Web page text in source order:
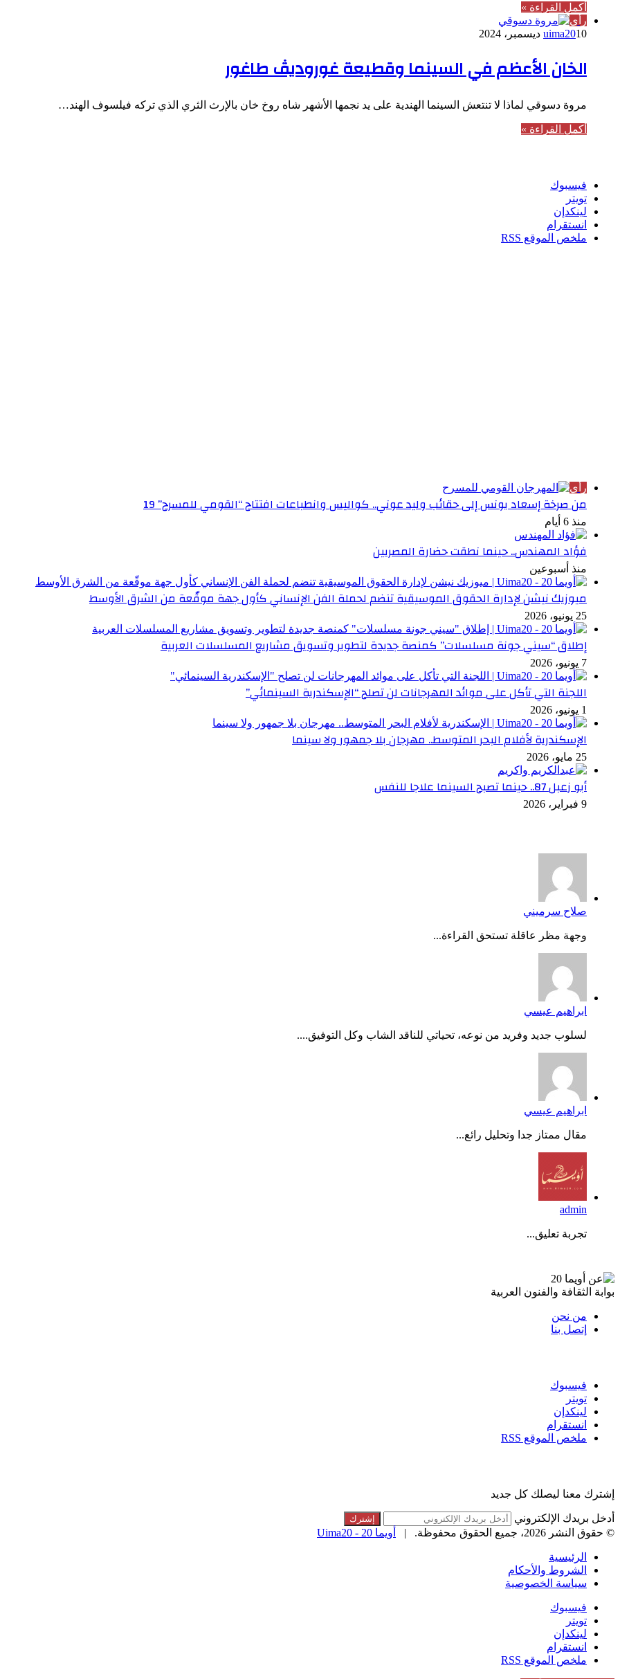
أكمل القراءة »
رأي
uima2010 ديسمبر، 2024
الخان الأعظم في السينما وقطيعة غوروديڤ طاغور
مروة دسوقي لماذا لا تنتعش السينما الهندية على يد نجمها الأشهر شاه روخ خان بالإرث الثري الذي تركه فيلسوف الهند…
أكمل القراءة »
فيسبوك
تويتر
لينكدإن
انستقرام
ملخص الموقع RSS
رأي
من صرخة إسعاد يونس إلى حقائب وليد عوني.. كواليس وانطباعات افتتاح “القومي للمسرح” 19
منذ 6 أيام
فؤاد المهندس.. حينما نطقت حضارة المصريين
منذ أسبوعين
ميوزيك نيشن لإدارة الحقوق الموسيقية تنضم لحملة الفن الإنساني كأول جهة موقّعة من الشرق الأوسط
25 يونيو، 2026
إطلاق “سيني جونة مسلسلات” كمنصة جديدة لتطوير وتسويق مشاريع المسلسلات العربية
7 يونيو، 2026
اللجنة التي تأكل على موائد المهرجانات لن تصلح “الإسكندرية السينمائي”
1 يونيو، 2026
الإسكندرية لأفلام البحر المتوسط.. مهرجان بلا جمهور ولا سينما
25 مايو، 2026
أبو زعبل 87.. حينما تصبح السينما علاجا للنفس
9 فبراير، 2026
صلاح سرميني
وجهة مظر عاقلة تستحق القراءة...
ابراهيم عيسي
لسلوب جديد وفريد من نوعه، تحياتي للناقد الشاب وكل التوفيق....
ابراهيم عيسي
مقال ممتاز جدا وتحليل رائع...
admin
تجربة تعليق...
بوابة الثقافة والفنون العربية
من نحن
إتصل بنا
فيسبوك
تويتر
لينكدإن
انستقرام
ملخص الموقع RSS
إشترك معنا ليصلك كل جديد
أدخل بريدك الإلكتروني
© حقوق النشر 2026، جميع الحقوق محفوظة. |
أويما 20 - Uima20
الرئيسية
الشروط والأحكام
سياسة الخصوصية
فيسبوك
تويتر
لينكدإن
انستقرام
ملخص الموقع RSS